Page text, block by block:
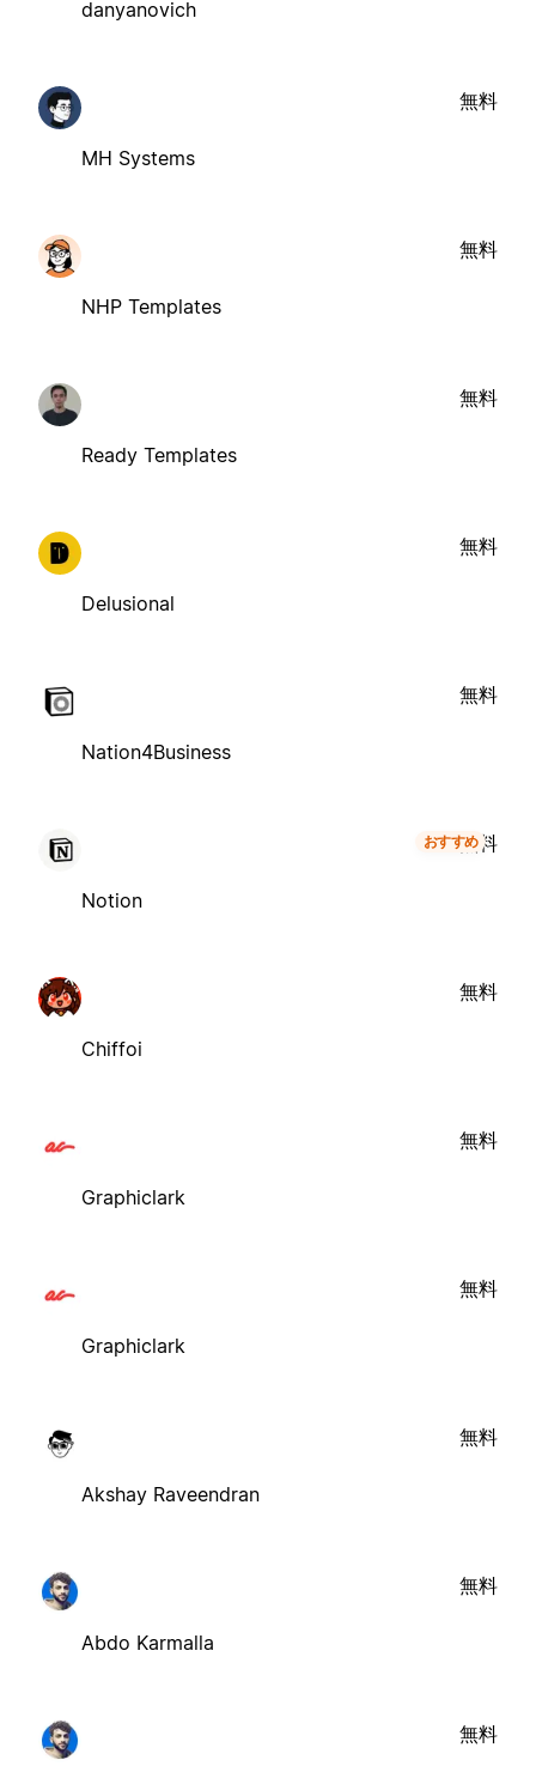
danyanovich
MH Systems
無料
NHP Templates
無料
Ready Templates
無料
Delusional
無料
Nation4Business
無料
おすすめ
Notion
無料
Chiffoi
無料
Graphiclark
無料
Graphiclark
無料
Akshay Raveendran
無料
Abdo Karmalla
無料
無料